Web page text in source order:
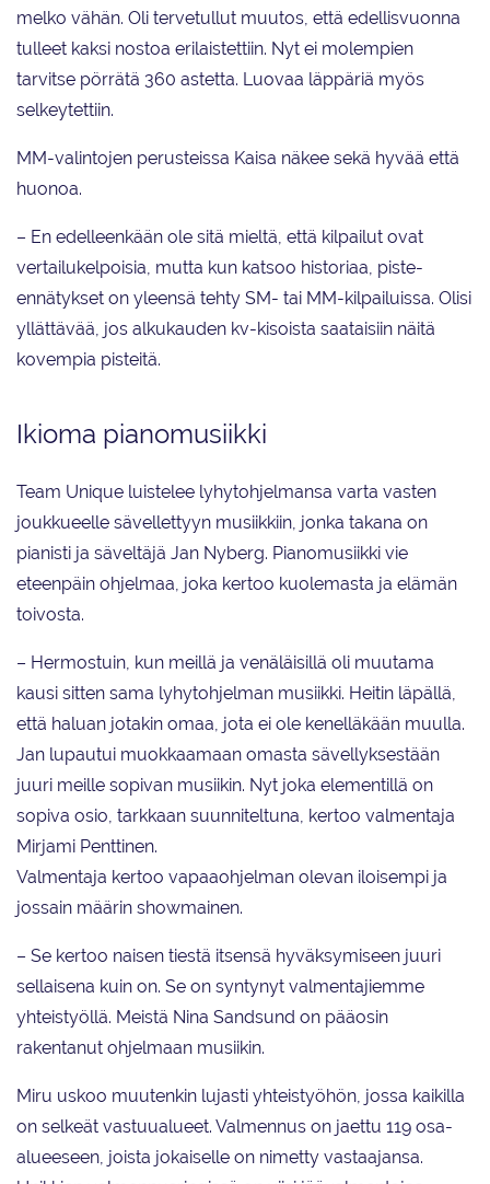
melko vähän. Oli tervetullut muutos, että edellisvuonna
tulleet kaksi nostoa erilaistettiin. Nyt ei molempien
tarvitse pörrätä 360 astetta. Luovaa läppäriä myös
selkeytettiin.
MM-valintojen perusteissa Kaisa näkee sekä hyvää että
huonoa.
– En edelleenkään ole sitä mieltä, että kilpailut ovat
vertailukelpoisia, mutta kun katsoo historiaa, piste-
ennätykset on yleensä tehty SM- tai MM-kilpailuissa. Olisi
yllättävää, jos alkukauden kv-kisoista saataisiin näitä
kovempia pisteitä.
Ikioma pianomusiikki
Team Unique luistelee lyhytohjelmansa varta vasten
joukkueelle sävellettyyn musiikkiin, jonka takana on
pianisti ja säveltäjä Jan Nyberg. Pianomusiikki vie
eteenpäin ohjelmaa, joka kertoo kuolemasta ja elämän
toivosta.
– Hermostuin, kun meillä ja venäläisillä oli muutama
kausi sitten sama lyhytohjelman musiikki. Heitin läpällä,
että haluan jotakin omaa, jota ei ole kenelläkään muulla.
Jan lupautui muokkaamaan omasta sävellyksestään
juuri meille sopivan musiikin. Nyt joka elementillä on
sopiva osio, tarkkaan suunniteltuna, kertoo valmentaja
Mirjami Penttinen.
Valmentaja kertoo vapaaohjelman olevan iloisempi ja
jossain määrin showmainen.
– Se kertoo naisen tiestä itsensä hyväksymiseen juuri
sellaisena kuin on. Se on syntynyt valmentajiemme
yhteistyöllä. Meistä Nina Sandsund on pääosin
rakentanut ohjelmaan musiikin.
Miru uskoo muutenkin lujasti yhteistyöhön, jossa kaikilla
on selkeät vastuualueet. Valmennus on jaettu 119 osa-
alueeseen, joista jokaiselle on nimetty vastaajansa.